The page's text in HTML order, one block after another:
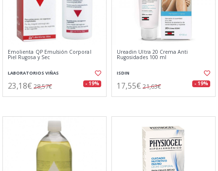
Emolienta QP Emulsión Corporal
Piel Rugosa y Sec
LABORATORIOS VIÑAS
23,18€ 28,57€ - 19%
Ureadin Ultra 20 Crema Anti
Rugosidades 100 ml
ISDIN
17,55€ 21,63€ - 19%